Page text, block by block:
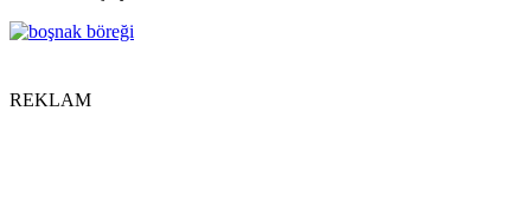
REKLAM